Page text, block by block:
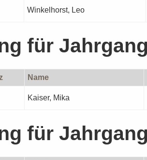
Winkelhorst, Leo
für
Name
Kaiser, Mika
für